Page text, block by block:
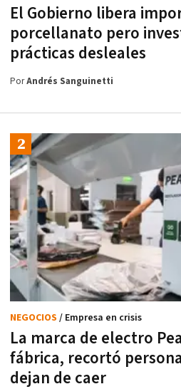
El Gobierno libera
porcellanato pero
prácticas desleales
PorAndrés Sanguinetti
La marca de electro
fábrica, recortó
dejan de caer
NEGOCIOS / Empresa en crisis